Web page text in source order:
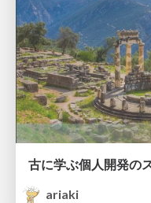
ariaki